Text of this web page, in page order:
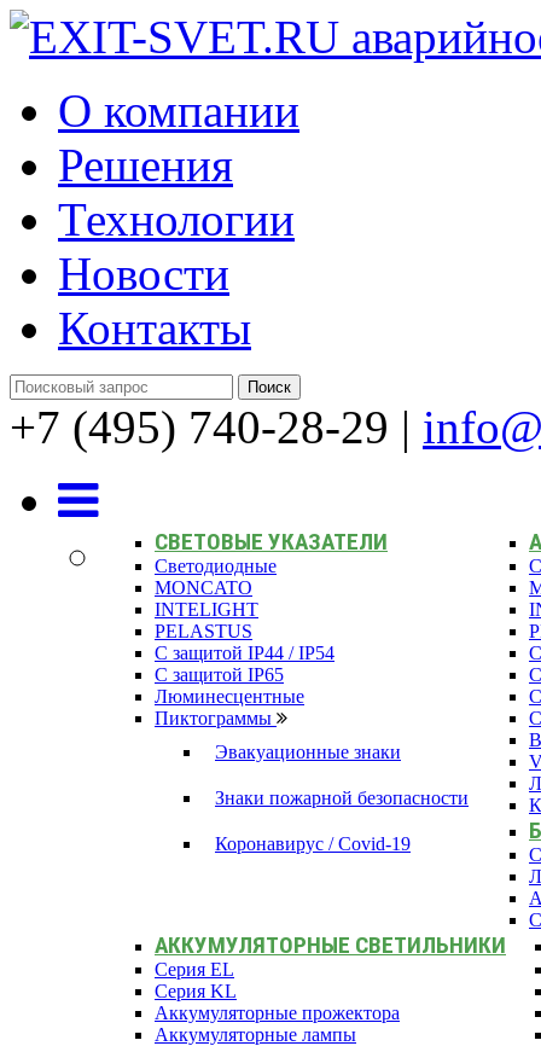
О компании
Решения
Технологии
Новости
Контакты
+7 (495) 740-28-29 |
СВЕТОВЫЕ УКАЗАТЕЛИ
Светодиодные
MONCATO
INTELIGHT
PELASTUS
С защитой IP44 / IP54
С защитой IP65
Люминесцентные
Пиктограммы
Эвакуационные знаки
Знаки пожарной безопасности
Коронавирус / Covid-19
АККУМУЛЯТОРНЫЕ СВЕТИЛЬНИКИ
Серия EL
Серия KL
Аккумуляторные прожектора
Аккумуляторные лампы